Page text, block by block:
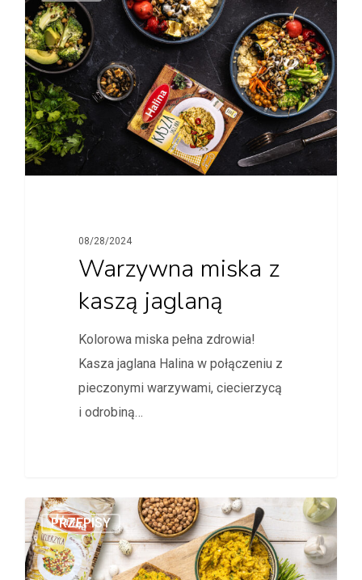
08/28/2024
Warzywna miska z
kaszą jaglaną
Kolorowa miska pełna zdrowia!
Kasza jaglana Halina w połączeniu z
pieczonymi warzywami, ciecierzycą
i odrobiną…
PRZEPISY